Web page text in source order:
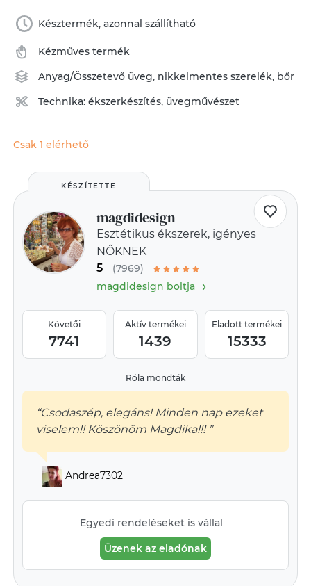
Késztermék, azonnal szállítható
Kézműves termék
Anyag/Összetevő üveg, nikkelmentes szerelék, bőr
Technika:ékszerkészítés, üvegművészet
Csak 1 elérhető
KÉSZÍTETTE
magdidesign
Esztétikus ékszerek, igényes
NŐKNEK
5
(7969)
magdidesign boltja›
Követői
7741
Aktív termékei
1439
Eladott termékei
15333
Róla mondták
“Csodaszép, elegáns! Minden nap ezeket
viselem!! Köszönöm Magdika!!! ”
Andrea7302
Egyedi rendeléseket is vállal
Üzenek az eladónak